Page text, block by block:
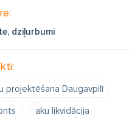
dziļurbumi
projektēšana Daugavpilī
aku likvidācija